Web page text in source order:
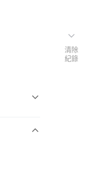
清除
紀錄